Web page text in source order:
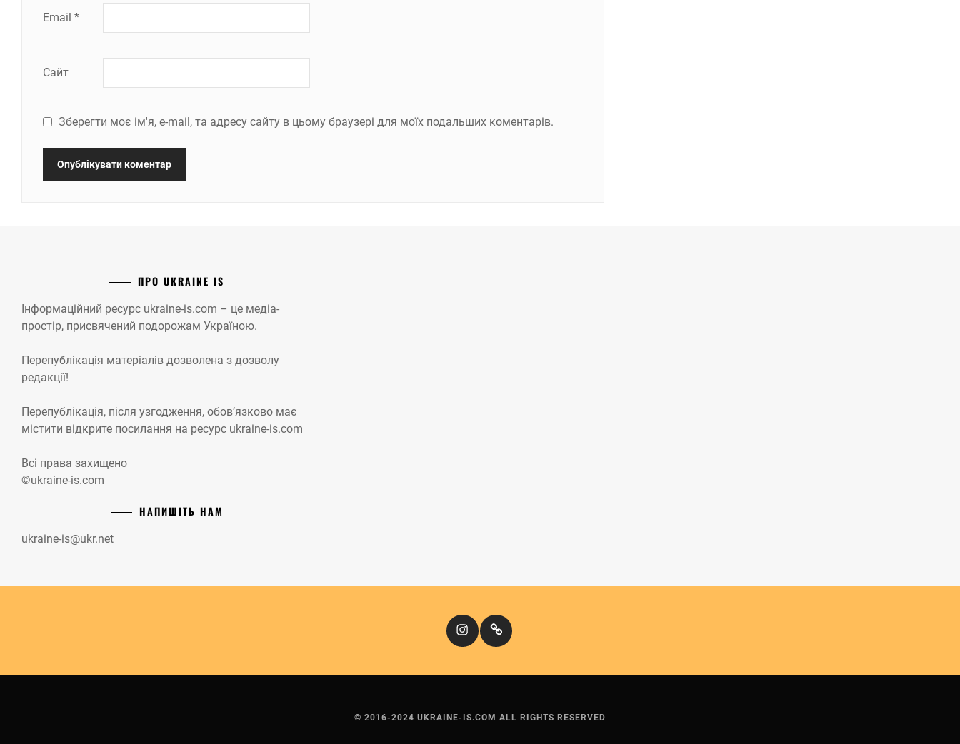
Email *
Сайт
Зберегти моє ім'я, e-mail, та адресу сайту в цьому браузері для моїх подальших коментарів.
ПРО UKRAINE IS
Інформаційний ресурс ukraine-is.com – це медіа-
простір, присвячений подорожам Україною.
Перепублікація матеріалів дозволена з дозволу
редакції!
Перепублікація, після узгодження, обов’язково має
містити відкрите посилання на ресурс ukraine-is.com
Всі права захищено
©ukraine-is.com
НАПИШІТЬ НАМ
ukraine-is@ukr.net
InstagramКіномандри
© 2016-2024 UKRAINE-IS.COM ALL RIGHTS RESERVED